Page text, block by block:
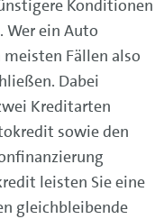
Konditionen
Wer ein Auto
Fällen also
Dabei
Kreditarten
sowie den
leisten Sie eine
gleichbleibende